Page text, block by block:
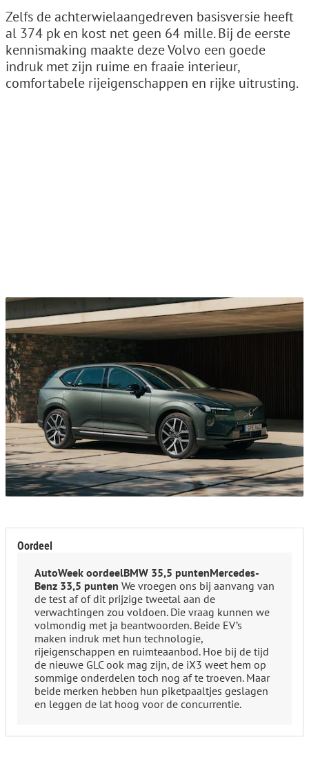
Zelfs de achterwielaangedreven basisversie heeft
al 374 pk en kost net geen 64 mille. Bij de eerste
kennismaking maakte deze Volvo een goede
indruk met zijn ruime en fraaie interieur,
comfortabele rijeigenschappen en rijke uitrusting.
Oordeel
AutoWeek oordeelBMW 35,5 puntenMercedes-
Benz 33,5 punten We vroegen ons bij aanvang van
de test af of dit prijzige tweetal aan de
verwachtingen zou voldoen. Die vraag kunnen we
volmondig met ja beantwoorden. Beide EV’s
maken indruk met hun technologie,
rijeigenschappen en ruimteaanbod. Hoe bij de tijd
de nieuwe GLC ook mag zijn, de iX3 weet hem op
sommige onderdelen toch nog af te troeven. Maar
beide merken hebben hun piketpaaltjes geslagen
en leggen de lat hoog voor de concurrentie.